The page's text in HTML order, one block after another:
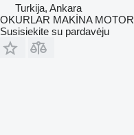
Turkija, Ankara
OKURLAR MAKİNA MOTOR
Susisiekite su pardavėju